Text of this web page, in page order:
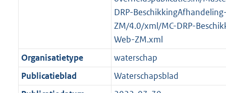
b K
b
DRP-
ZM/4.0/xml/MC-DRP-
Web-ZM.xml
Organisatietype
waterschap
Publicatieblad
Waterschapsblad